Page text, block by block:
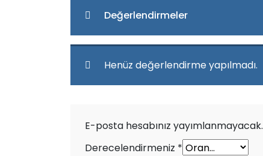
Değerlendirmeler
Henüz değerlendirme yapılmadı.
E-posta hesabınız yayımlanmayacak.
Derecelendirmeniz *